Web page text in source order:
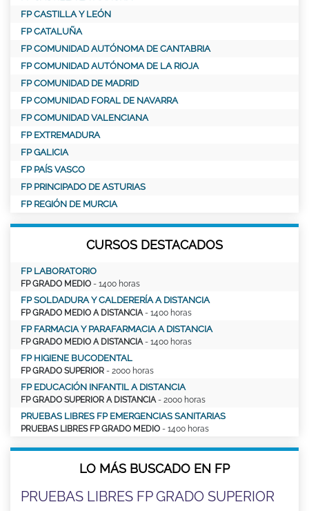
FP CASTILLA Y LEÓN
FP CATALUÑA
FP COMUNIDAD AUTÓNOMA DE CANTABRIA
FP COMUNIDAD AUTÓNOMA DE LA RIOJA
FP COMUNIDAD DE MADRID
FP COMUNIDAD FORAL DE NAVARRA
FP COMUNIDAD VALENCIANA
FP EXTREMADURA
FP GALICIA
FP PAÍS VASCO
FP PRINCIPADO DE ASTURIAS
FP REGIÓN DE MURCIA
CURSOS DESTACADOS
FP LABORATORIO
FP GRADO MEDIO - 1400 horas
FP SOLDADURA Y CALDERERÍA A DISTANCIA
FP GRADO MEDIO A DISTANCIA - 1400 horas
FP FARMACIA Y PARAFARMACIA A DISTANCIA
FP GRADO MEDIO A DISTANCIA - 1400 horas
FP HIGIENE BUCODENTAL
FP GRADO SUPERIOR - 2000 horas
FP EDUCACIÓN INFANTIL A DISTANCIA
FP GRADO SUPERIOR A DISTANCIA - 2000 horas
PRUEBAS LIBRES FP EMERGENCIAS SANITARIAS
PRUEBAS LIBRES FP GRADO MEDIO - 1400 horas
LO MÁS BUSCADO EN FP
PRUEBAS LIBRES FP GRADO SUPERIOR